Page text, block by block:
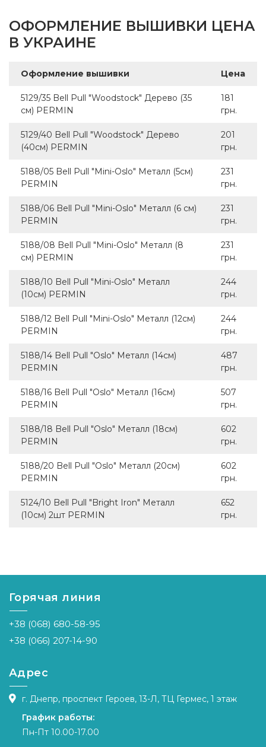
ОФОРМЛЕНИЕ ВЫШИВКИ ЦЕНА
В УКРАИНЕ
Оформление вышивки Цена
5129/35 Bell Pull "Woodstock" Дерево (35
см) PERMIN
181
грн.
5129/40 Bell Pull "Woodstock" Дерево
(40см) PERMIN
201
грн.
5188/05 Bell Pull "Mini-Oslo" Металл (5см)
PERMIN
231
грн.
5188/06 Bell Pull "Mini-Oslo" Металл (6 см)
PERMIN
231
грн.
5188/08 Bell Pull "Mini-Oslo" Металл (8
см) PERMIN
231
грн.
5188/10 Bell Pull "Mini-Oslo" Металл
(10см) PERMIN
244
грн.
5188/12 Bell Pull "Mini-Oslo" Металл (12см)
PERMIN
244
грн.
5188/14 Bell Pull "Oslo" Металл (14см)
PERMIN
487
грн.
5188/16 Bell Pull "Oslo" Металл (16см)
PERMIN
507
грн.
5188/18 Bell Pull "Oslo" Металл (18см)
PERMIN
602
грн.
5188/20 Bell Pull "Oslo" Металл (20см)
PERMIN
602
грн.
5124/10 Bell Pull "Bright Iron" Металл
(10см) 2шт PERMIN
652
грн.
Горячая линия
+38 (068) 680-58-95
+38 (066) 207-14-90
Адрес
г. Днепр, проспект Героев, 13-Л, ТЦ Гермес, 1 этаж
График работы:
Пн-Пт 10.00-17.00